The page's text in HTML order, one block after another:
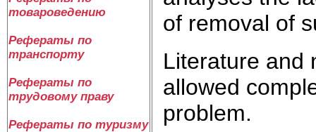
товароведению
Рефераты по
транспорту
Рефераты по
трудовому праву
Рефераты по туризму
of removal of
Literature and
allowed
problem.